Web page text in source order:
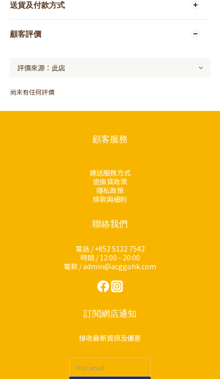
送貨及付款方式
顧客評價
尚未有任何評價
顧客服務
運送服務方式
退換貨政策
隱私政策
條款與細則
聯絡我們
電話 / +852 5122 7542
時間 / 12:00 - 20:00
電郵 / admin@acggohk.com
訂閱網店通知
接收最新資訊及優惠